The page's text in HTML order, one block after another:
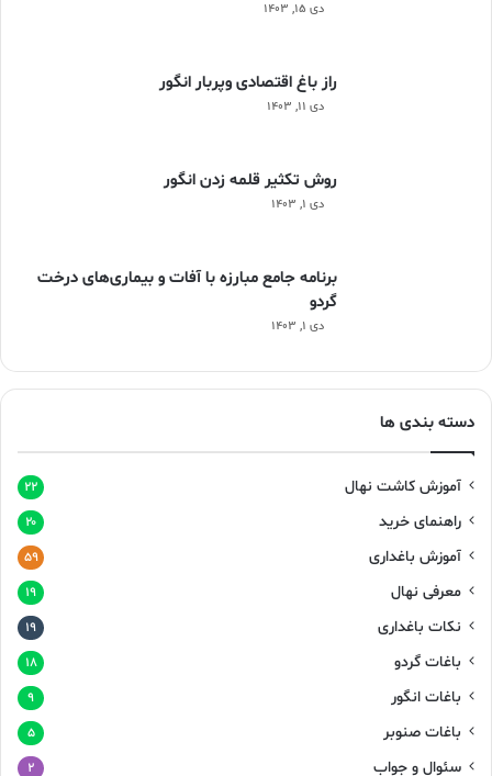
دی ۱۵, ۱۴۰۳
راز باغ اقتصادی وپربار انگور
دی ۱۱, ۱۴۰۳
روش تکثیر قلمه زدن انگور
دی ۱, ۱۴۰۳
برنامه جامع مبارزه با آفات و بیماری‌های درخت
گردو
دی ۱, ۱۴۰۳
دسته بندی ها
آموزش کاشت نهال ۲۲
راهنمای خرید ۲۰
آموزش باغداری ۵۹
معرفی نهال ۱۹
نکات باغداری ۱۹
باغات گردو ۱۸
باغات انگور ۹
باغات صنوبر ۵
سئوال و جواب ۲